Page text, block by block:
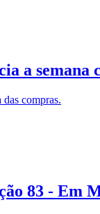
a semana
compras.
83 - Em